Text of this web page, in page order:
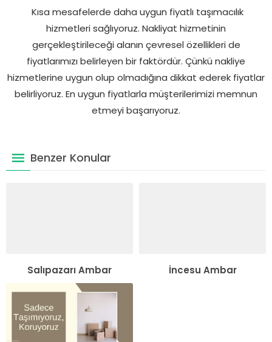
Kısa mesafelerde daha uygun fiyatlı taşımacılık
hizmetleri sağlıyoruz. Nakliyat hizmetinin
gerçekleştirileceği alanın çevresel özellikleri de
fiyatlarımızı belirleyen bir faktördür. Çünkü nakliye
hizmetlerine uygun olup olmadığına dikkat ederek fiyatlar
belirliyoruz. En uygun fiyatlarla müşterilerimizi memnun
etmeyi başarıyoruz.
Benzer Konular
Salıpazarı Ambar İncesu Ambar